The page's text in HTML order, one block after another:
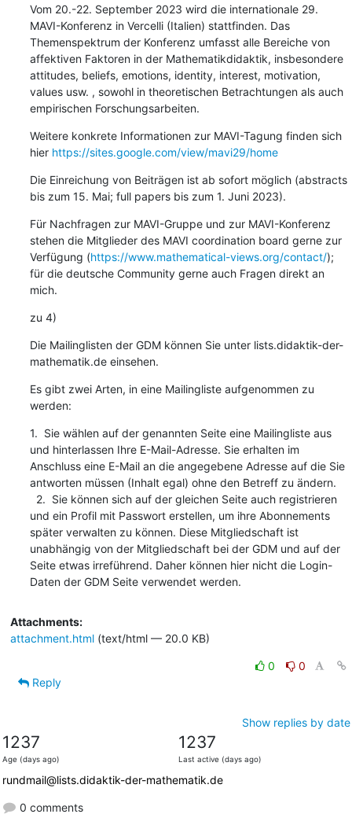
Vom 20.-22. September 2023 wird die internationale 29.
MAVI-Konferenz in Vercelli (Italien) stattfinden. Das
Themenspektrum der Konferenz umfasst alle Bereiche von
affektiven Faktoren in der Mathematikdidaktik, insbesondere
attitudes, beliefs, emotions, identity, interest, motivation,
values usw. , sowohl in theoretischen Betrachtungen als auch
empirischen Forschungsarbeiten.
Weitere konkrete Informationen zur MAVI-Tagung finden sich
hier https://sites.google.com/view/mavi29/home
Die Einreichung von Beiträgen ist ab sofort möglich (abstracts
bis zum 15. Mai; full papers bis zum 1. Juni 2023).
Für Nachfragen zur MAVI-Gruppe und zur MAVI-Konferenz
stehen die Mitglieder des MAVI coordination board gerne zur
Verfügung (https://www.mathematical-views.org/contact/);
für die deutsche Community gerne auch Fragen direkt an
mich.
zu 4)
Die Mailinglisten der GDM können Sie unter lists.didaktik-der-
mathematik.de einsehen.
Es gibt zwei Arten, in eine Mailingliste aufgenommen zu
werden:
1.  Sie wählen auf der genannten Seite eine Mailingliste aus
und hinterlassen Ihre E-Mail-Adresse. Sie erhalten im
Anschluss eine E-Mail an die angegebene Adresse auf die Sie
antworten müssen (Inhalt egal) ohne den Betreff zu ändern.
und ein Profil mit Passwort erstellen, um ihre Abonnements
später verwalten zu können. Diese Mitgliedschaft ist
unabhängig von der Mitgliedschaft bei der GDM und auf der
Seite etwas irreführend. Daher können hier nicht die Login-
Daten der GDM Seite verwendet werden.
Attachments:
attachment.html(text/html — 20.0 KB)
0
0
Reply
Show replies by date
1237
Age (days ago)
1237
Last active (days ago)
rundmail@lists.didaktik-der-mathematik.de
0 comments